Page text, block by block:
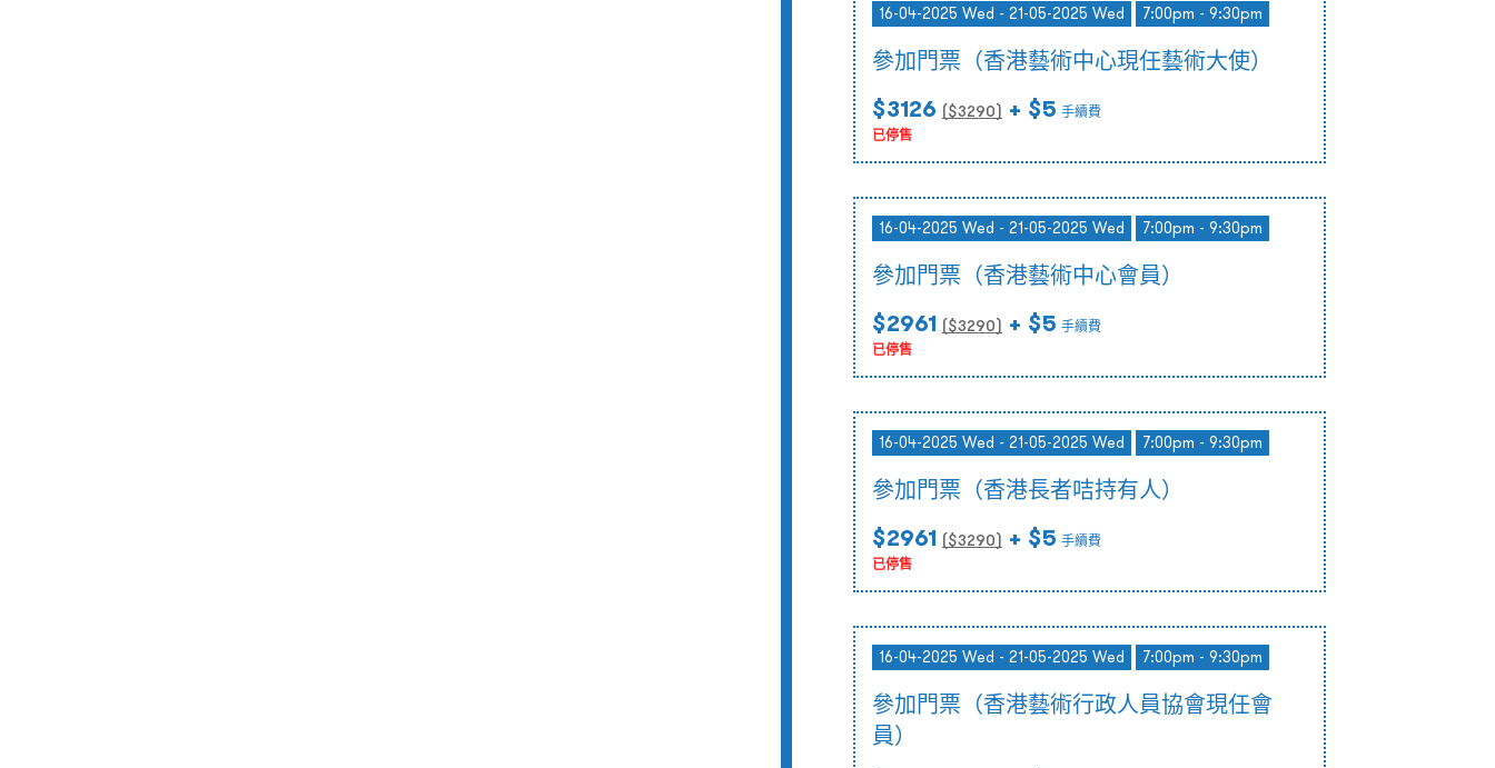
16-04-2025 Wed - 21-05-2025 Wed 7:00pm - 9:30pm
參加門票（香港藝術中心現任藝術大使）
$3126 ($3290) + $5 手續費
已停售
16-04-2025 Wed - 21-05-2025 Wed 7:00pm - 9:30pm
參加門票（香港藝術中心會員）
$2961 ($3290) + $5 手續費
已停售
16-04-2025 Wed - 21-05-2025 Wed 7:00pm - 9:30pm
參加門票（香港長者咭持有人）
$2961 ($3290) + $5 手續費
已停售
16-04-2025 Wed - 21-05-2025 Wed 7:00pm - 9:30pm
參加門票（香港藝術行政人員協會現任會
員）